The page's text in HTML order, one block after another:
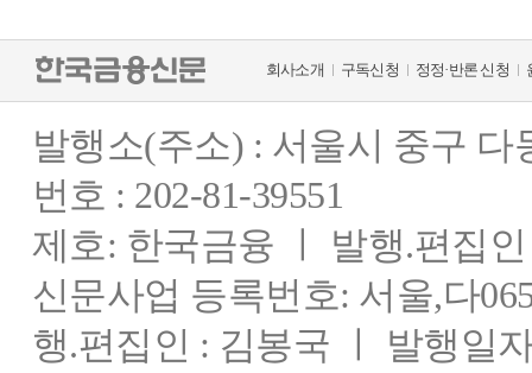
회사소개 구독신청 정정·반론 신청
발행소(주소) : 서울시 중구
번호 : 202-81-39551
제호: 한국금융 ㅣ 발행.편집
신문사업 등록번호: 서울,다
행.편집인 : 김봉국 ㅣ 발행일